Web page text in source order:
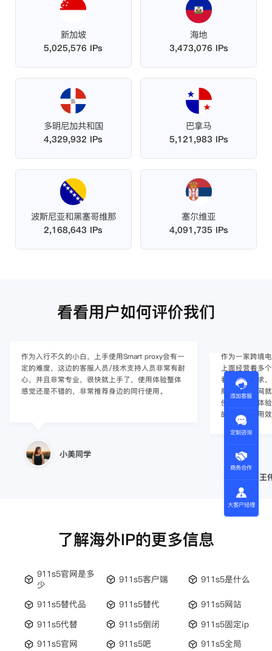
新加坡
5,025,576 IPs
海地
3,473,076 IPs
多明尼加共和国
4,329,932 IPs
巴拿马
5,121,983 IPs
波斯尼亚和黑塞哥维那
2,168,643 IPs
塞尔维亚
4,091,735 IPs
看看用户如何评价我们
作为入行不久的小白，上手使用Smart proxy会有一
定的难度，这边的客服人员/技术支持人员非常有耐
心，并且非常专业，很快就上手了，使用体验整体
感觉还是不错的，非常推荐身边的同行使用。
小美同学
作为一家跨境电
上面经营着多个
着强烈的需求，
商，不是断网就
使用效果，体验
的问题，使用效
王伟
了解海外IP的更多信息
911s5官网是多
少
911s5客户端 911s5是什么
911s5替代品 911s5替代
911s5网站
911s5代替
911s5倒闭
911s5固定ip
911s5官网
911s5吧
911s5全局
添加客服
定制咨询
商务合作
大客户经理